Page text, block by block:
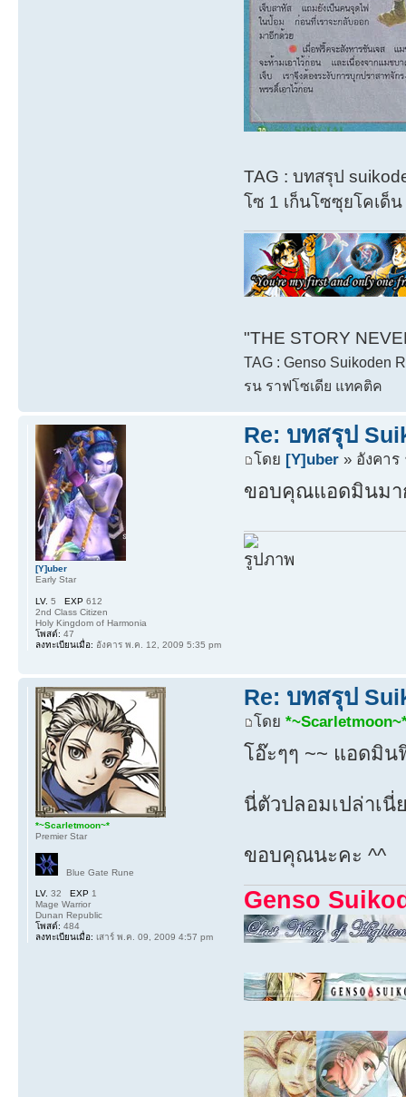
TAG : บทสรุป
โซ 1 เก็นโซซุยโคเด็
"THE STORY
TAG : Genso Suikoden
รน ราฟโซเดีย แทคติค
Re: บทสรุป
โดย [Y]uber » อังคาร
ขอบคุณแอดมินมา
[Y]uber
Early Star
LV. 5 EXP 612
2nd Class Citizen
Holy Kingdom of Harmonia
โพสต์: 47
ลงทะเบียนเมื่อ: อังคาร พ.ค. 12, 2009 5:35 pm
Re: บทสรุป
โดย
โอ๊ะๆๆ ~~ แอดมิน
นี่ตัวปลอมเปล่าเนี่
ขอบคุณนะคะ ^^
Genso
*~Scarletmoon~*
Premier Star
Blue Gate Rune
LV. 32 EXP 1
Mage Warrior
Dunan Republic
โพสต์: 484
ลงทะเบียนเมื่อ: เสาร์ พ.ค. 09, 2009 4:57 pm